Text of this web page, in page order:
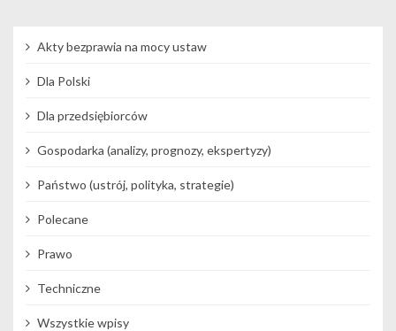
Akty bezprawia na mocy ustaw
Dla Polski
Dla przedsiębiorców
Gospodarka (analizy, prognozy, ekspertyzy)
Państwo (ustrój, polityka, strategie)
Polecane
Prawo
Techniczne
Wszystkie wpisy